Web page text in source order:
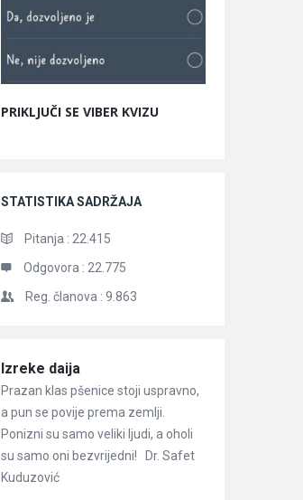
PRIKLJUČI SE VIBER KVIZU
STATISTIKA SADRŽAJA
Pitanja : 22.415
Odgovora : 22.775
Reg. članova : 9.863
Članci
Izreke daija
Prazan klas pšenice stoji uspravno,
a pun se povije prema zemlji.
Ponizni su samo veliki ljudi, a oholi
su samo oni bezvrijedni! Dr. Safet
Kuduzović